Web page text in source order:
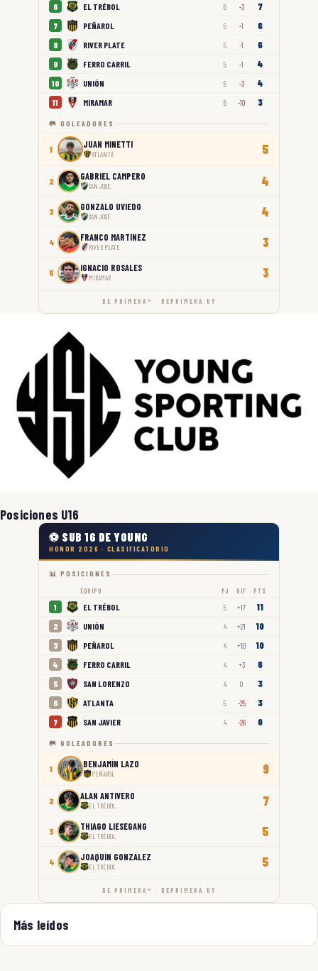
6 EL TRÉBOL 6 -3 7
7 PEÑAROL 5 -1 6
8 RIVER PLATE 5 -1 6
9 FERRO CARRIL 5 -1 4
10 UNIÓN 5 -3 4
11 MIRAMAR 6 -10 3
🥅 GOLEADORES
1 JUAN MINETTI
ATLANTA 5
2 GABRIEL CAMPERO
SAN JOSÉ 4
3 GONZALO UVIEDO
SAN JOSÉ 4
4 FRANCO MARTÍNEZ
RIVER PLATE 3
5 IGNACIO ROSALES
MIRAMAR 3
DE PRIMERA™ · DEPRIMERA.UY
Posiciones U16
⚽ SUB 16 DE YOUNG
HONOR 2026 · CLASIFICATORIO
📊 POSICIONES
EQUIPO PJ DIF PTS
1 EL TRÉBOL 5 +17 11
2 UNIÓN 4 +21 10
3 PEÑAROL 4 +10 10
4 FERRO CARRIL 4 +3 6
5 SAN LORENZO 4 0 3
6 ATLANTA 5 -25 3
7 SAN JAVIER 4 -26 0
🥅 GOLEADORES
1 BENJAMÍN LAZO
PEÑAROL 9
2 ALAN ANTIVERO
EL TRÉBOL 7
3 THIAGO LIESEGANG
EL TRÉBOL 5
4 JOAQUÍN GONZÁLEZ
EL TRÉBOL 5
DE PRIMERA™ · DEPRIMERA.UY
Más leídos